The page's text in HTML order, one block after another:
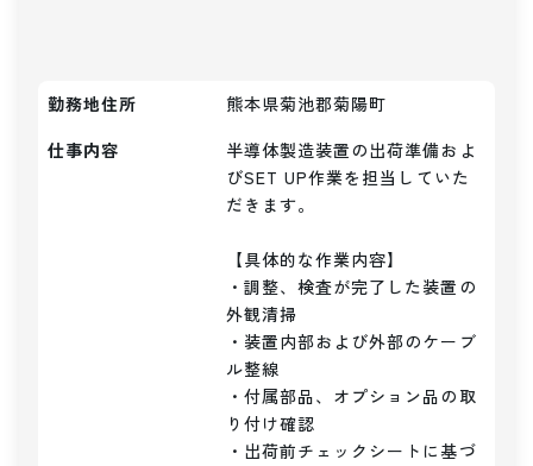
勤務地住所
熊本県菊池郡菊陽町
仕事内容
半導体製造装置の出荷準備およ
びSET UP作業を担当していた
だきます。
【具体的な作業内容】
・調整、検査が完了した装置の
外観清掃
・装置内部および外部のケーブ
ル整線
・付属部品、オプション品の取
り付け確認
・出荷前チェックシートに基づ